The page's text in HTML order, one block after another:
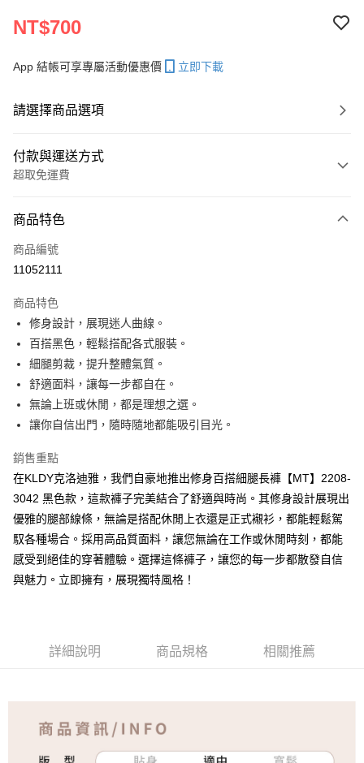
NT$700
App 結帳可享專屬活動優惠價 立即下載
請選擇商品選項
付款與運送方式
超取免運費
信用卡一次付款
超商取貨付款
運送方式
全家取貨付款
免運費
付款後全家取貨
免運費
7-11取貨付款
免運費
付款後7-11取貨
免運費
宅配
免運費
商品特色
商品編號
11052111
商品特色
修身設計，展現迷人曲線。
百搭黑色，輕鬆搭配各式服裝。
細腿剪裁，提升整體氣質。
舒適面料，讓每一步都自在。
無論上班或休閒，都是理想之選。
讓你自信出門，隨時隨地都能吸引目光。
銷售重點
在KLDY克洛迪雅，我們自豪地推出修身百搭細腿長褲【MT】2208-
3042 黑色款，這款褲子完美結合了舒適與時尚。其修身設計展現出
優雅的腿部線條，無論是搭配休閒上衣還是正式襯衫，都能輕鬆駕
馭各種場合。採用高品質面料，讓您無論在工作或休閒時刻，都能
感受到絕佳的穿著體驗。選擇這條褲子，讓您的每一步都散發自信
與魅力。立即擁有，展現獨特風格！
詳細說明 商品規格 相關推薦